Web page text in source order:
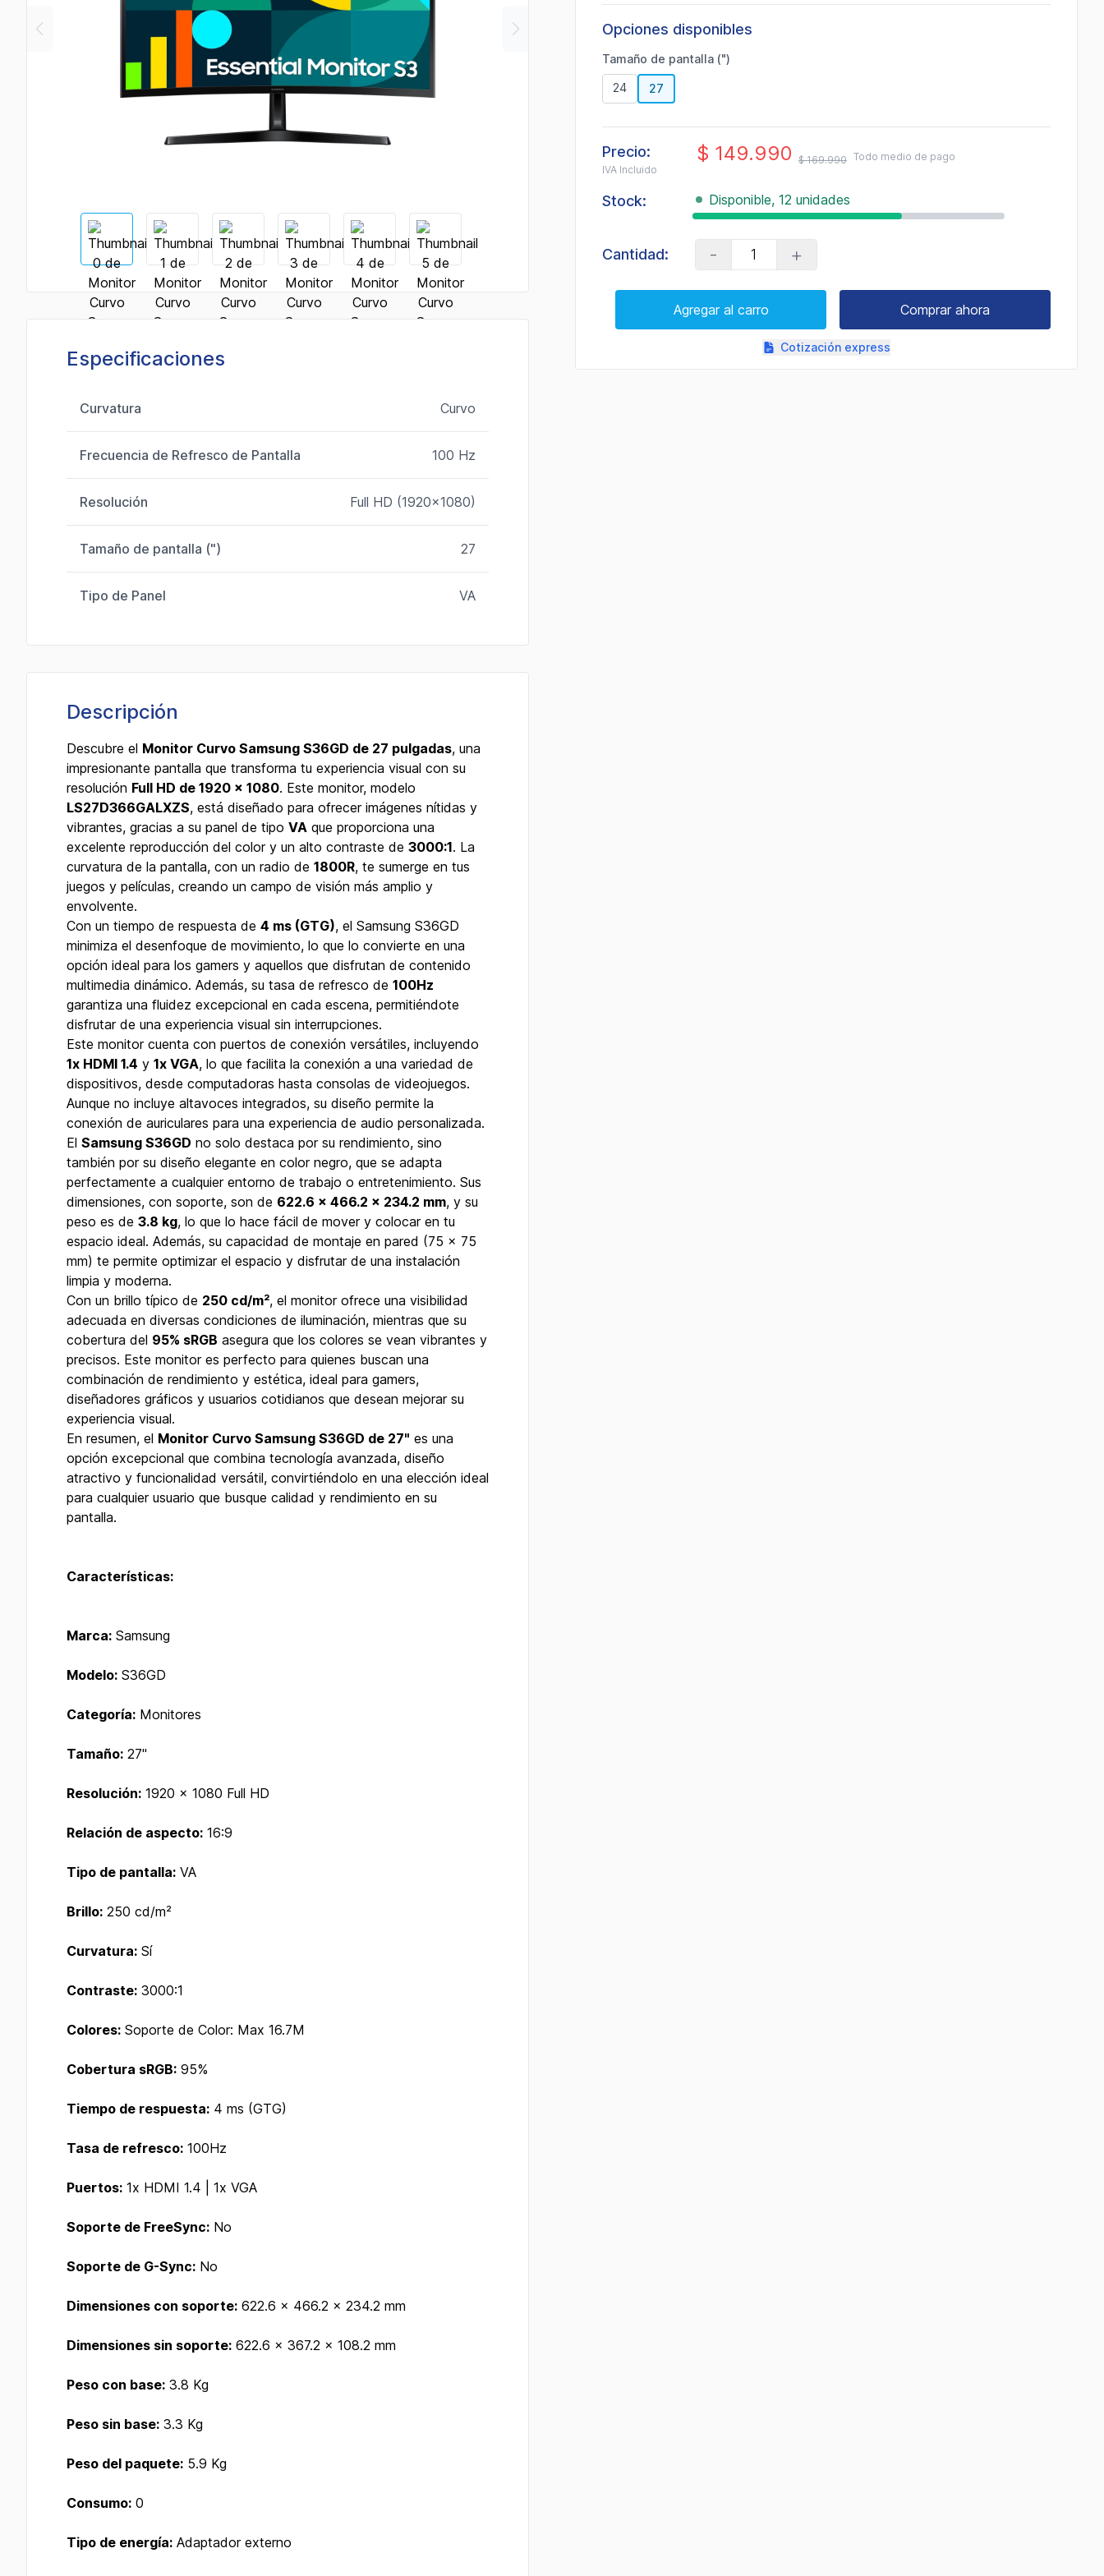
Especificaciones
Curvatura Curvo
Frecuencia de Refresco de Pantalla 100 Hz
Resolución Full HD (1920x1080)
Tamaño de pantalla (") 27
Tipo de Panel VA
Descripción
Descubre el Monitor Curvo Samsung S36GD de 27 pulgadas, una
impresionante pantalla que transforma tu experiencia visual con su
resolución Full HD de 1920 x 1080. Este monitor, modelo
LS27D366GALXZS, está diseñado para ofrecer imágenes nítidas y
vibrantes, gracias a su panel de tipo VA que proporciona una
excelente reproducción del color y un alto contraste de 3000:1. La
curvatura de la pantalla, con un radio de 1800R, te sumerge en tus
juegos y películas, creando un campo de visión más amplio y
envolvente.
Con un tiempo de respuesta de 4 ms (GTG), el Samsung S36GD
minimiza el desenfoque de movimiento, lo que lo convierte en una
opción ideal para los gamers y aquellos que disfrutan de contenido
multimedia dinámico. Además, su tasa de refresco de 100Hz
garantiza una fluidez excepcional en cada escena, permitiéndote
disfrutar de una experiencia visual sin interrupciones.
Este monitor cuenta con puertos de conexión versátiles, incluyendo
1x HDMI 1.4 y 1x VGA, lo que facilita la conexión a una variedad de
dispositivos, desde computadoras hasta consolas de videojuegos.
Aunque no incluye altavoces integrados, su diseño permite la
conexión de auriculares para una experiencia de audio personalizada.
El Samsung S36GD no solo destaca por su rendimiento, sino
también por su diseño elegante en color negro, que se adapta
perfectamente a cualquier entorno de trabajo o entretenimiento. Sus
dimensiones, con soporte, son de 622.6 x 466.2 x 234.2 mm, y su
peso es de 3.8 kg, lo que lo hace fácil de mover y colocar en tu
espacio ideal. Además, su capacidad de montaje en pared (75 x 75
mm) te permite optimizar el espacio y disfrutar de una instalación
limpia y moderna.
Con un brillo típico de 250 cd/m², el monitor ofrece una visibilidad
adecuada en diversas condiciones de iluminación, mientras que su
cobertura del 95% sRGB asegura que los colores se vean vibrantes y
precisos. Este monitor es perfecto para quienes buscan una
combinación de rendimiento y estética, ideal para gamers,
diseñadores gráficos y usuarios cotidianos que desean mejorar su
experiencia visual.
En resumen, el Monitor Curvo Samsung S36GD de 27" es una
opción excepcional que combina tecnología avanzada, diseño
atractivo y funcionalidad versátil, convirtiéndolo en una elección ideal
para cualquier usuario que busque calidad y rendimiento en su
pantalla.
Características:
Marca: Samsung
Modelo: S36GD
Categoría: Monitores
Tamaño: 27"
Resolución: 1920 x 1080 Full HD
Relación de aspecto: 16:9
Tipo de pantalla: VA
Brillo: 250 cd/m²
Curvatura: Sí
Contraste: 3000:1
Colores: Soporte de Color: Max 16.7M
Cobertura sRGB: 95%
Tiempo de respuesta: 4 ms (GTG)
Tasa de refresco: 100Hz
Puertos: 1x HDMI 1.4 | 1x VGA
Soporte de FreeSync: No
Soporte de G-Sync: No
Dimensiones con soporte: 622.6 x 466.2 x 234.2 mm
Dimensiones sin soporte: 622.6 x 367.2 x 108.2 mm
Peso con base: 3.8 Kg
Peso sin base: 3.3 Kg
Peso del paquete: 5.9 Kg
Consumo: 0
Tipo de energía: Adaptador externo
de
Read
Reviews.
Enlace
en
la
página.
Opciones disponibles
Tamaño de pantalla (")
24 27
Precio:
IVA Incluido
$ 149.990 $ 169.990 Todo medio de pago
Stock: Disponible, 12 unidades
Cantidad: - +
Agregar al carro Comprar ahora
Cotización express